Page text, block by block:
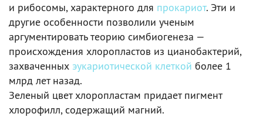
и рибосомы, характерного для прокариот. Эти и
другие особенности позволили ученым
аргументировать теорию симбиогенеза —
происхождения хлоропластов из цианобактерий,
захваченных эукариотической клеткой более 1
млрд лет назад.
Зеленый цвет хлоропластам придает пигмент
хлорофилл, содержащий магний.